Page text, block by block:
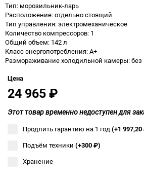
Тип: морозильник-ларь
Расположение: отдельно стоящий
Тип управления: электромеханическое
Количество компрессоров: 1
Общий объем: 142 л
Класс энергопотребления: A+
Размораживание холодильной камеры: без
Цена
24 965₽
Этот товар временно недоступен для
Продлить гарантию на 1 год(+1 997,20
Подъём техники (+300₽)
Хранение